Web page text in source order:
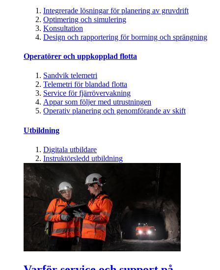
Integrerade lösningar för planering av gruvdrift
Optimering och simulering
Konsultation
Design och rapportering för borrning och sprängning
Operatörer och uppkopplad flotta
Sandvik telemetri
Telemetri för blandad flotta
Service för fjärrövervakning
Appar som följer med utrustningen
Operativ planering och genomförande av skift
Utbildning
Digitala utbildare
Instruktörsledd utbildning